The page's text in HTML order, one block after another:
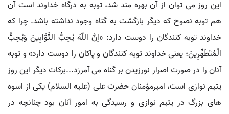
این روز می توان از آن بهره مند شد، توبه به درگاه خداوند است آن
هم توبه نصوح که دیگر بازگشت به گناه وجود نداشته باشد. چرا که
خداوند توبه کنندگان را دوست دارد: «اِنَّ اللّهَ یُحِبُّ التَّوَّابِینَ وَیُحِبُّ
الْمُتَطَهِّرِینَ؛ یعنی خداوند توبه کنندگان و پاکان را دوست دارد» و توبه
آنان را در صورت اصرار نورزیدن بر گناه می آمرزد...برکات دیگر این روز
یتیم نوازی است، امیرمؤمنان حضرت علی (علیه السلام) یکی از اسوه
های بزرگ در یتیم نوازی و رسیدگی به امور آنان بود چنانچه در